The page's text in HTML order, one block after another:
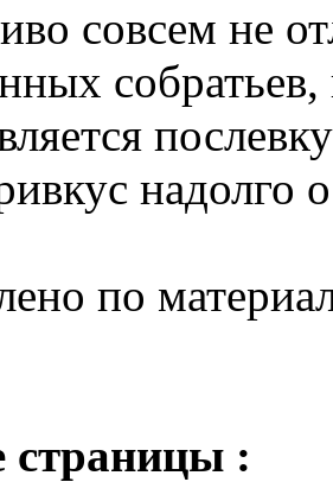
совсем не
надолго
по
страницы :